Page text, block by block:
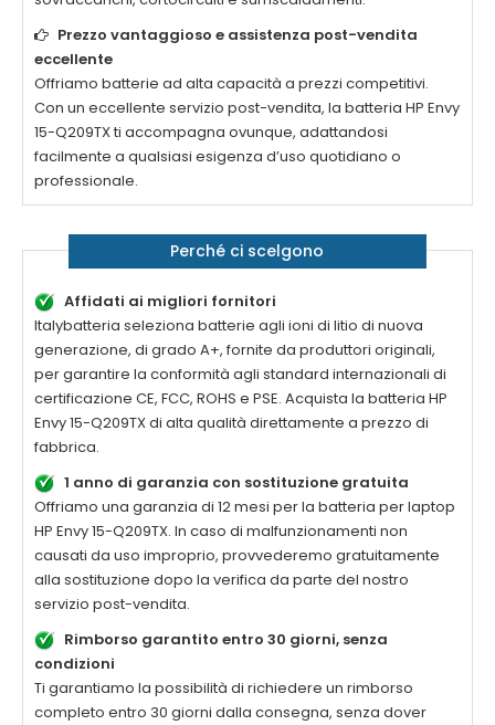
Prezzo vantaggioso e assistenza post-vendita
eccellente
Offriamo batterie ad alta capacità a prezzi competitivi.
Con un eccellente servizio post-vendita, la batteria HP Envy
15-Q209TXti accompagna ovunque, adattandosi
facilmente a qualsiasi esigenza d’uso quotidiano o
professionale.
Perché ci scelgono
Affidati ai migliori fornitori
Italybatteria seleziona batterie agli ioni di litio di nuova
generazione, di grado A+, fornite da produttori originali,
per garantire la conformità agli standard internazionali di
certificazione CE, FCC, ROHS e PSE. Acquista la batteria HP
Envy 15-Q209TX di alta qualità direttamente a prezzo di
fabbrica.
1 anno di garanzia con sostituzione gratuita
Offriamo una garanzia di 12 mesi per la batteria per laptop
HP Envy 15-Q209TX. In caso di malfunzionamenti non
causati da uso improprio, provvederemo gratuitamente
alla sostituzione dopo la verifica da parte del nostro
servizio post-vendita.
Rimborso garantito entro 30 giorni, senza
condizioni
Ti garantiamo la possibilità di richiedere un rimborso
completo entro 30 giorni dalla consegna, senza dover